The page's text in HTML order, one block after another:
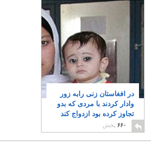
در افغاستان زنی رابه زور
وادار کردند با مردی که بدو
تجاوز کرده بود ازدواج کند
۳
۶۶۰ پخش